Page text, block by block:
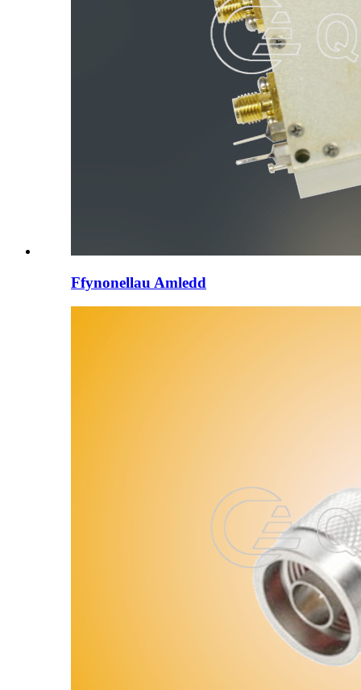
Ffynonellau Amledd